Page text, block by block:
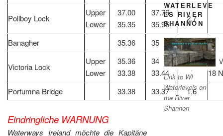
Pollboy Lock
Upper
Lower
37.00
35.35
37.76
35.95
2,7
Banagher 35.36 35.37 0,5
Victoria Lock
Upper
Lower
35.36
33.38
34.99
33.44
1,1
12
18
Portumna Bridge
33.38 33.37 1,6
Eindringliche WARNUNG
Waterways Ireland möchte die Kapitäne
WATERLEVE
LS RIVER
SHANNON
Link to WI
Waterlevels on
the River
Shannon